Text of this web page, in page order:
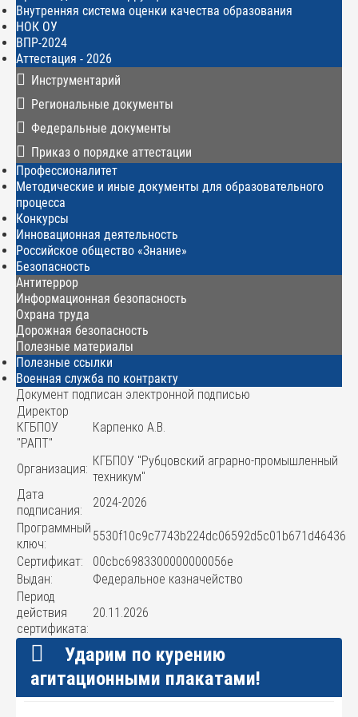
Внутренняя система оценки качества образования
НОК ОУ
ВПР-2024
Аттестация - 2026
Инструментарий
Региональные документы
Федеральные документы
Приказ о порядке аттестации
Профессионалитет
Методические и иные документы для образовательного
процесса
Конкурсы
Инновационная деятельность
Российское общество «Знание»
Безопасность
Антитеррор
Информационная безопасность
Охрана труда
Дорожная безопасность
Полезные материалы
Полезные ссылки
Военная служба по контракту
Документ подписан электронной подписью
Директор
КГБПОУ
"РАПТ"
Карпенко А.В.
Организация:
КГБПОУ "Рубцовский аграрно-промышленный
техникум"
Дата
подписания:
2024-2026
Программный
ключ:
5530f10c9c7743b224dc06592d5c01b671d46436
Сертификат:
00cbc6983300000000056e
Выдан:
Федеральное казначейство
Период
действия
сертификата:
20.11.2026
Ударим по курению
агитационными плакатами!